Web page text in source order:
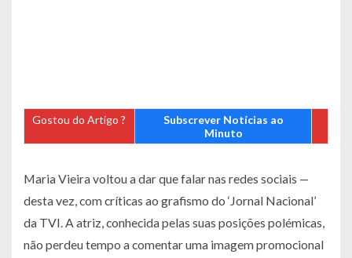
Gostou do Artigo ?
Subscrever Notícias ao
Minuto
Maria Vieira voltou a dar que falar nas redes sociais —
desta vez, com críticas ao grafismo do ‘Jornal Nacional’
da TVI. A atriz, conhecida pelas suas posições polémicas,
não perdeu tempo a comentar uma imagem promocional